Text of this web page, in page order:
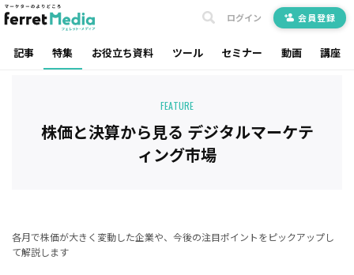
記事 特集 お役立ち資料 ツール セミナー 動画 講座
ログイン 会員登録
FEATURE
株価と決算から見る デジタルマーケテ
ィング市場
各月で株価が大きく変動した企業や、今後の注目ポイントをピックアップし
て解説します